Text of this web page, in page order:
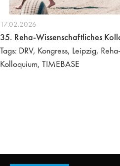
17.02.2026
35. Reha-Wissenschaftliches
Tags: DRV, Kongress, Leipzig,
Kolloquium, TIMEBASE